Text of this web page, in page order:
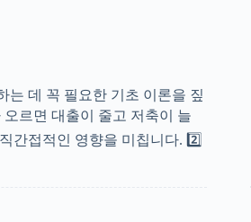
는 데 꼭 필요한 기초 이론을 짚
르면 대출이 줄고 저축이 늘
간접적인 영향을 미칩니다. 2️⃣